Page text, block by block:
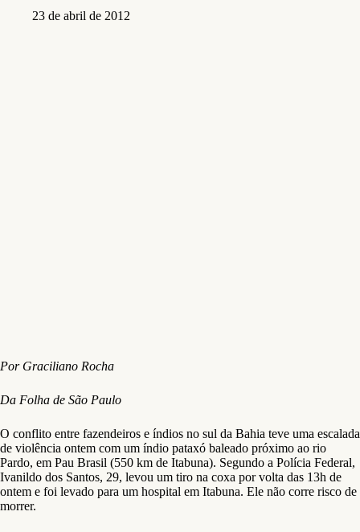
23 de abril de 2012
Por Graciliano Rocha
Da Folha de São Paulo
O conflito entre fazendeiros e índios no sul da Bahia teve uma escalada
de violência ontem com um índio pataxó baleado próximo ao rio
Pardo, em Pau Brasil (550 km de Itabuna). Segundo a Polícia Federal,
Ivanildo dos Santos, 29, levou um tiro na coxa por volta das 13h de
ontem e foi levado para um hospital em Itabuna. Ele não corre risco de
morrer.